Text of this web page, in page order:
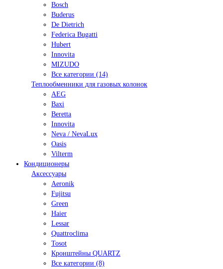
Bosch
Buderus
De Dietrich
Federica Bugatti
Hubert
Innovita
MIZUDO
Все категории (14)
Теплообменники для газовых колонок
AEG
Baxi
Beretta
Innovita
Neva / NevaLux
Oasis
Vilterm
Кондиционеры
Аксессуары
Aeronik
Fujitsu
Green
Haier
Lessar
Quattroclima
Tosot
Кронштейны QUARTZ
Все категории (8)